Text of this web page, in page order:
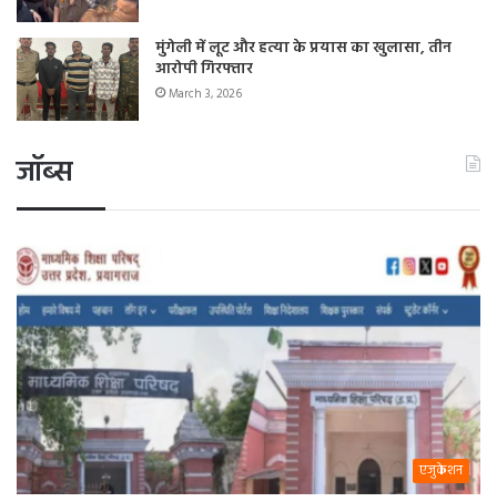
मुंगेली में लूट और हत्या के प्रयास का खुलासा, तीन
आरोपी गिरफ्तार
March 3, 2026
जॉब्स
एजुकेशन